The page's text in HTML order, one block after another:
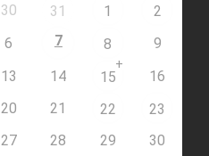
30 31 1
2
6 7 8
9
13 14 15
+
16
20 21 22
23
27 28 29
30